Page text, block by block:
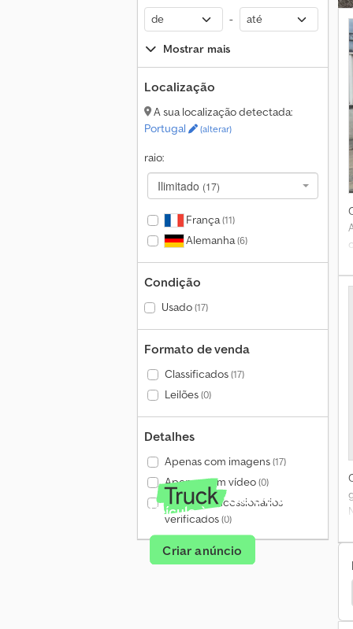
-
Mostrar mais
Localização
A sua localização detectada:
Portugal
(alterar)
raio:
Ilimitado (17)
França(11)
Alemanha(6)
Condição
Usado(17)
Formato de venda
Classificados(17)
Leilões(0)
Detalhes
Apenas com imagens(17)
Apenas com vídeo(0)
Apenas concessionários
verificados(0)
Veículo à venda?
Criar anúncio